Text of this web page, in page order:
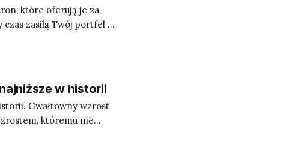
które oferują je za
zasilą Twój portfel w
w historii
Gwałtowny wzrost
któremu nie